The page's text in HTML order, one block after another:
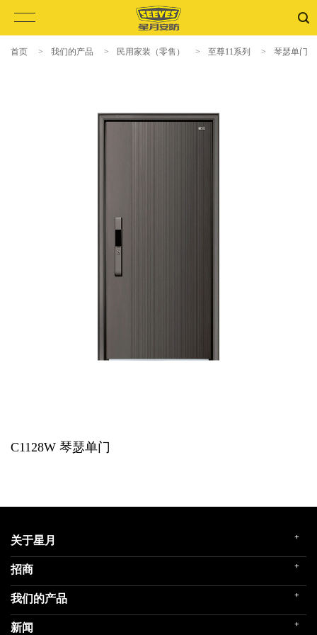
首页 > 我们的产品 > 民用家装（零售） > 至尊11系列 > 琴瑟单门
C1128W 琴瑟单门
关于星月 +
企业简介
企业文化
荣誉殿堂
招商 +
门店展示
我们的产品 +
民用家装（零售）
新闻 +